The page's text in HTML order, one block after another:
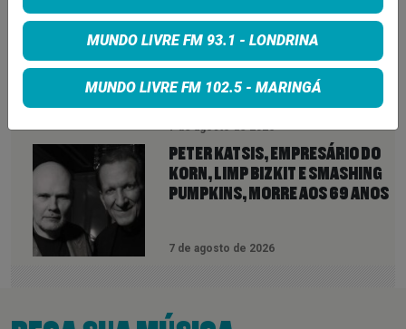
NEIL YOUNG ANUNCIA ÁLBUM
‘SECOND SONG’ E LANÇA FAIXA
DE 11 MINUTOS QUE ANTECIPA
NOVA FASE COM OS CHROME
HEARTS
PETER KATSIS, EMPRESÁRIO DO
KORN, LIMP BIZKIT E SMASHING
PUMPKINS, MORRE AOS 69 ANOS
7 de agosto de 2026
MUNDO LIVRE FM 93.1 - LONDRINA
MUNDO LIVRE FM 102.5 - MARINGÁ